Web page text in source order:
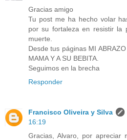
Gracias amigo
Tu post me ha hecho volar
por su fortaleza en resistir la
muerte.
Desde tus páginas MI
MAMA Y A SU BEBITA.
Seguimos en la brecha
Responder
Francisco Oliveira y Silva
16:19
Gracias, Alvaro, por apreciar